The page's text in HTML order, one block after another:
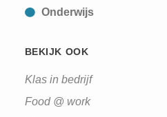
Onderwijs
BEKIJK OOK
Klas in bedrijf
Food @ work